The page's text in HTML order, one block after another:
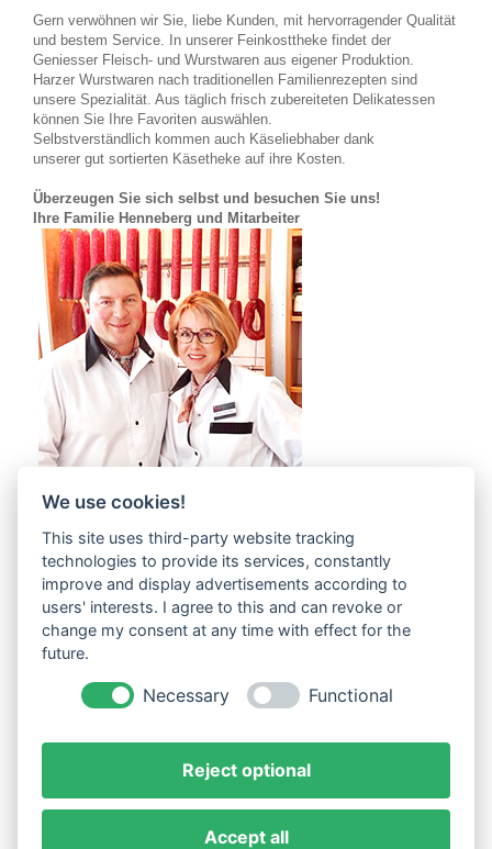
Gern verwöhnen wir Sie, liebe Kunden, mit hervorragender Qualität
und bestem Service. In unserer Feinkosttheke findet der
Geniesser Fleisch- und Wurstwaren aus eigener Produktion.
Harzer Wurstwaren nach traditionellen Familienrezepten sind
unsere Spezialität. Aus täglich frisch zubereiteten Delikatessen
können Sie Ihre Favoriten auswählen.
Selbstverständlich kommen auch Käseliebhaber dank
unserer gut sortierten Käsetheke auf ihre Kosten.
Überzeugen Sie sich selbst und besuchen Sie uns!
Ihre Familie Henneberg und Mitarbeiter
We use cookies!
This site uses third-party website tracking
technologies to provide its services, constantly
improve and display advertisements according to
users' interests. I agree to this and can revoke or
change my consent at any time with effect for the
future.
Necessary Functional
Reject optional
Accept all